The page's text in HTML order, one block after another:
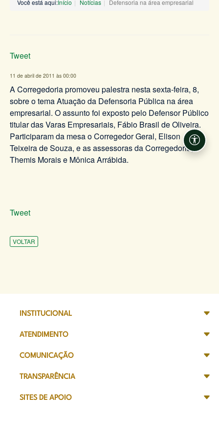
Você está aqui:Início Notícias Defensoria na área empresarial
Tweet
11 de abril de 2011 às 00:00
A Corregedoria promoveu palestra nesta sexta-feira, 8,
sobre o tema Atuação da Defensoria Pública na área
empresarial. O assunto foi exposto pelo Defensor Público
titular das Varas Empresariais, Fábio Brasil de Oliveira.
Participaram da mesa o Corregedor Geral, Elison
Teixeira de Souza, e as assessoras da Corregedoria,
Themis Morais e Mônica Arrábida.
Tweet
VOLTAR
INSTITUCIONAL
ATENDIMENTO
COMUNICAÇÃO
TRANSPARÊNCIA
SITES DE APOIO